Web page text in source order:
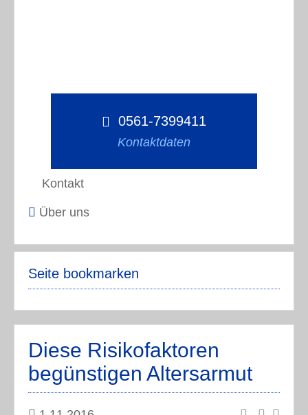
0561-7399411
Kontaktdaten
Kontakt
Über uns
Seite bookmarken
Diese Risikofaktoren
begünstigen Altersarmut